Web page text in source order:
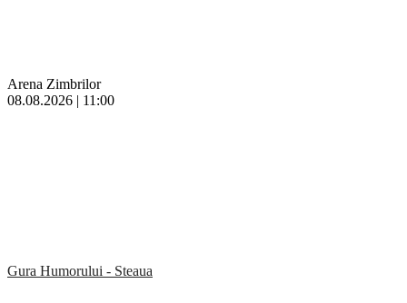
Arena Zimbrilor
08.08.2026 | 11:00
Gura Humorului - Steaua